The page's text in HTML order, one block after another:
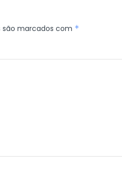
são marcados com *